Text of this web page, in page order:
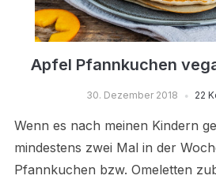
Apfel Pfannkuchen
30. Dezember 2018 22
Wenn es nach meinen Kindern
mindestens zwei Mal in der
Pfannkuchen bzw. Omeletten